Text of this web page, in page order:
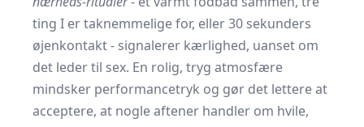
ting I er taknemmelige for, eller 30 sekunders
øjenkontakt - signalerer kærlighed, uanset om
det leder til sex. En rolig, tryg atmosfære
mindsker performancetryk og gør det lettere at
acceptere, at nogle aftener handler om hvile,